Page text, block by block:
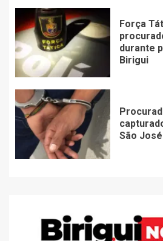
Força
durante
Birigui
São